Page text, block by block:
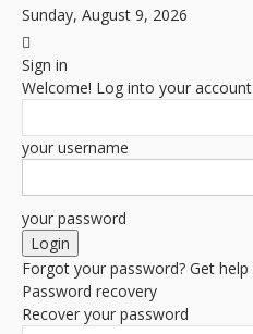
Sunday, August 9, 2026
Sign in
Welcome! Log into your account
your username
your password
Forgot your password? Get help
Password recovery
Recover your password